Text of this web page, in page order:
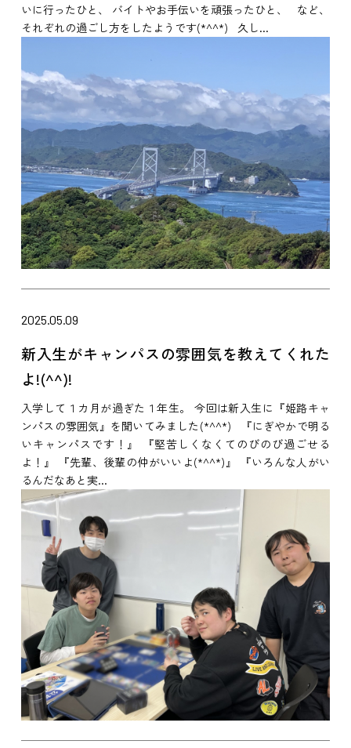
いに行ったひと、 バイトやお手伝いを頑張ったひと、 など、
それぞれの過ごし方をしたようです(*^^*) 久し...
2025.05.09
新入生がキャンパスの雰囲気を教えてくれた
よ!(^^)!
入学して１カ月が過ぎた１年生。 今回は新入生に『姫路キャ
ンパスの雰囲気』を聞いてみました(*^^*) 『にぎやかで明る
いキャンパスです！』 『堅苦しくなくてのびのび過ごせる
よ！』 『先輩、後輩の仲がいいよ(*^^*)』 『いろんな人がい
るんだなあと実...